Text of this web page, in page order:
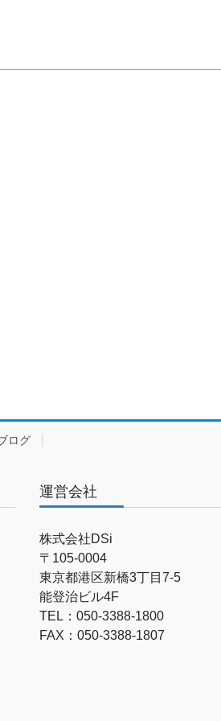
ログ
運営会社
株式会社DSi
〒105-0004
東京都港区新橋3丁目7-5
能登治ビル4F
TEL：050-3388-1800
FAX：050-3388-1807